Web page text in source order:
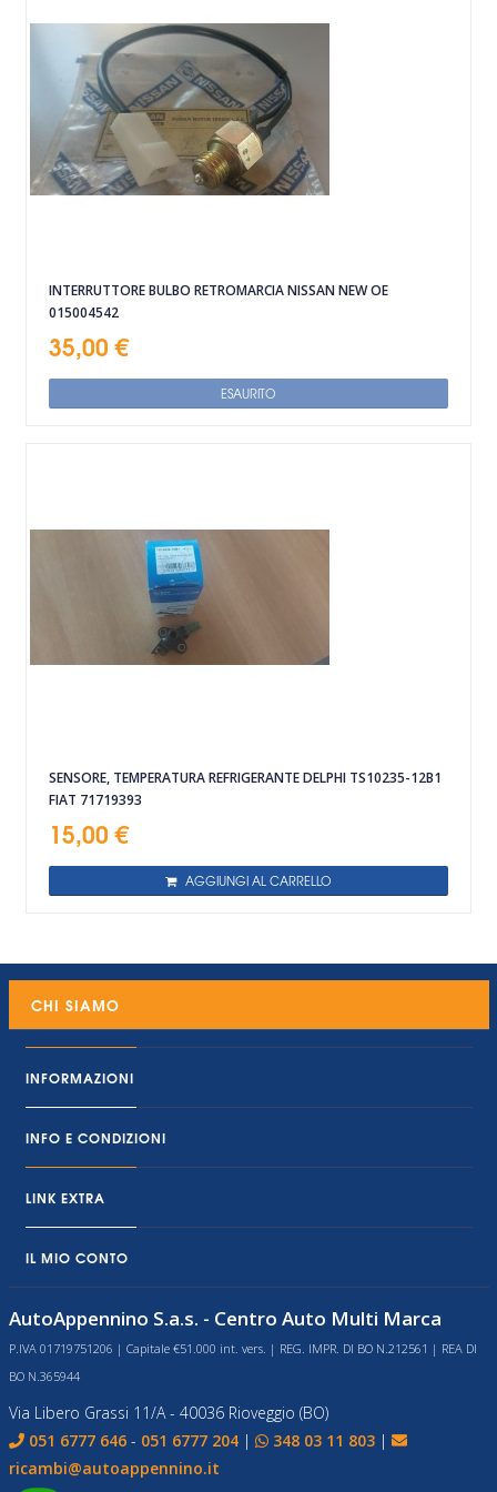
INTERRUTTORE BULBO RETROMARCIA NISSAN NEW OE
015004542
35,00 €
ESAURITO
SENSORE, TEMPERATURA REFRIGERANTE DELPHI TS10235-12B1
FIAT 71719393
15,00 €
AGGIUNGI AL CARRELLO
CHI SIAMO
INFORMAZIONI
INFO E CONDIZIONI
LINK EXTRA
IL MIO CONTO
AutoAppennino S.a.s. - Centro Auto Multi Marca
P.IVA 01719751206 | Capitale €51.000 int. vers. | REG. IMPR. DI BO N.212561 | REA DI
BO N.365944
Via Libero Grassi 11/A - 40036 Rioveggio (BO)
051 6777 646 - 051 6777 204 | 348 03 11 803 |
ricambi@autoappennino.it